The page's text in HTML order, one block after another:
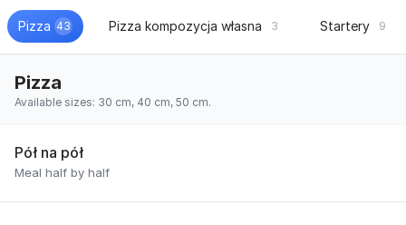
Pizza 43 Pizza kompozycja własna 3 Startery 9
Pizza
Available sizes: 30 cm, 40 cm, 50 cm.
Pół na pół
Meal half by half